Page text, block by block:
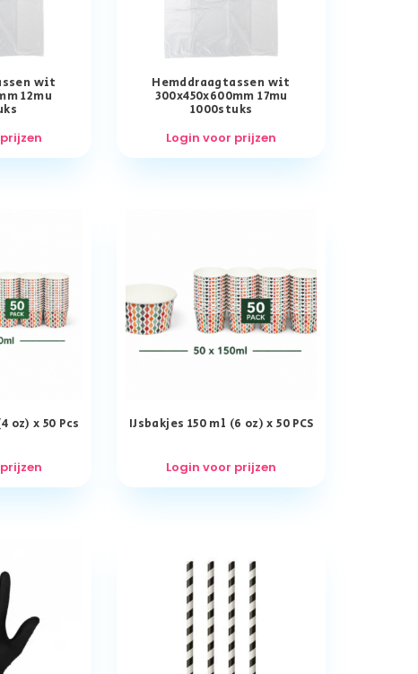
wit
12mu
Hemddraagtassen wit
300x450x600mm 17mu
1000stuks
Login voor prijzen
oz) x 50 Pcs IJsbakjes 150 ml (6 oz) x 50 PCS
Login voor prijzen